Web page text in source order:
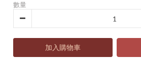
數量
加入購物車